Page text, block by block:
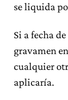
se liquida
Si a fecha
gravamen
cualquier
aplicaría.